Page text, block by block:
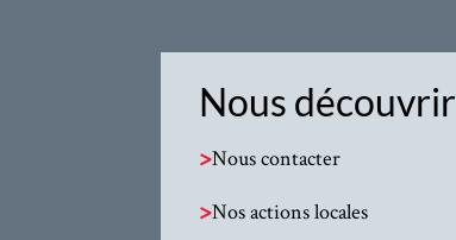
Nous découvrir
>Nous contacter
>Nos actions locales